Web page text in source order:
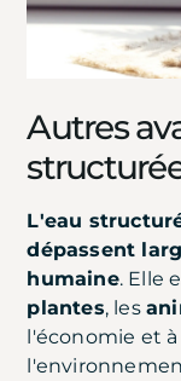
Autres
L'eau
dépassent
humaine. Elle
plantes, les
l'économie et